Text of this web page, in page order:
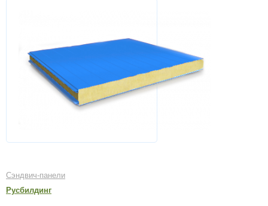
Сэндвич-панели
Русбилдинг